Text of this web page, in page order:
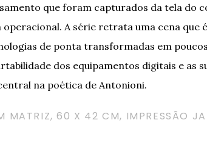
que foram capturados da tela do
A série retrata uma cena que
de ponta transformadas em
dos equipamentos digitais e as
na poética de Antonioni.
MATRIZ, 60 X 42 CM, IMPRESSÃO